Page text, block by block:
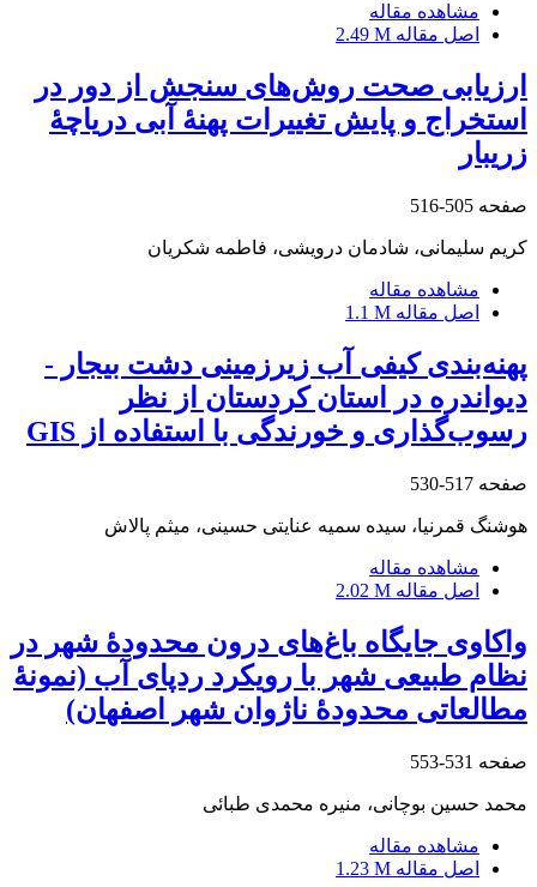
مشاهده مقاله
اصل مقاله 2.49 M
ارزیابی صحت روش‌های سنجش از دور در
استخراج و پایش تغییرات پهنۀ آبی دریاچۀ
زریبار
صفحه 505-516
کریم سلیمانی، شادمان درویشی، فاطمه شکریان
مشاهده مقاله
اصل مقاله 1.1 M
پهنه‌بندی کیفی آب زیرزمینی دشت بیجار -
دیواندره در استان کردستان از نظر
رسوب‌گذاری و خورندگی با استفاده از GIS
صفحه 517-530
هوشنگ قمرنیا، سیده سمیه عنایتی حسینی، میثم پالاش
مشاهده مقاله
اصل مقاله 2.02 M
واکاوی جایگاه باغ‌های درون محدودۀ شهر در
نظام طبیعی شهر با رویکرد ردپای آب (نمونۀ
مطالعاتی محدودۀ ناژوان شهر اصفهان)
صفحه 531-553
محمد حسین بوچانی، منیره محمدی طبائی
مشاهده مقاله
اصل مقاله 1.23 M